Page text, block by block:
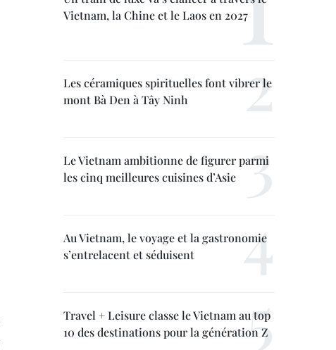
Vietnam, la Chine et le Laos en 2027
Les céramiques spirituelles font vibrer le
mont Bà Den à Tây Ninh
Le Vietnam ambitionne de figurer parmi
les cinq meilleures cuisines d’Asie
Au Vietnam, le voyage et la gastronomie
s’entrelacent et séduisent
Travel + Leisure classe le Vietnam au top
10 des destinations pour la génération Z